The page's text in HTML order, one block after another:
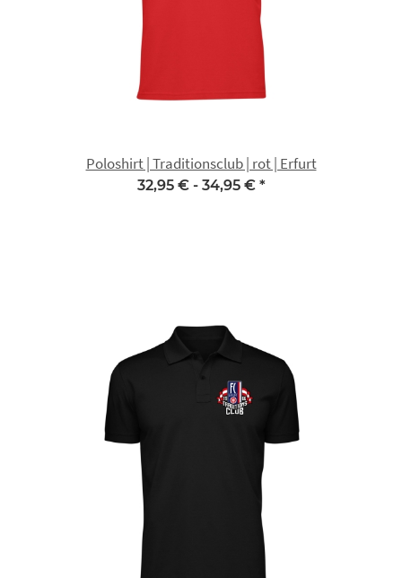
Poloshirt | Traditionsclub | rot | Erfurt
32,95 € - 34,95 € *